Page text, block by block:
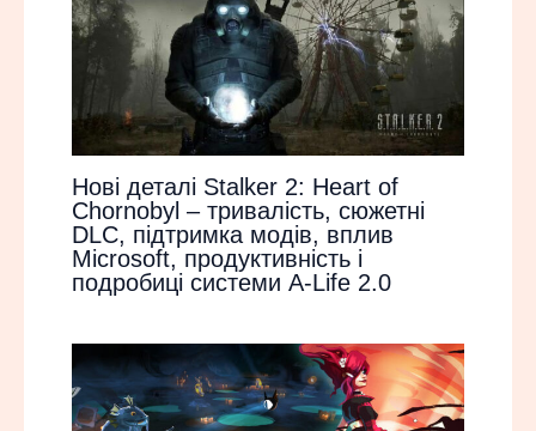
Нові деталі Stalker 2: Heart of
Chornobyl – тривалість, сюжетні
DLC, підтримка модів, вплив
Microsoft, продуктивність і
подробиці системи A-Life 2.0